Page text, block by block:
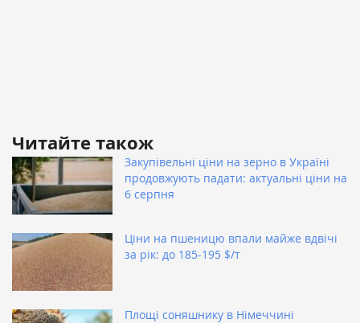
Читайте також
Закупівельні ціни на зерно в Україні
продовжують падати: актуальні ціни на
6 серпня
Ціни на пшеницю впали майже вдвічі
за рік: до 185-195 $/т
Площі соняшнику в Німеччині